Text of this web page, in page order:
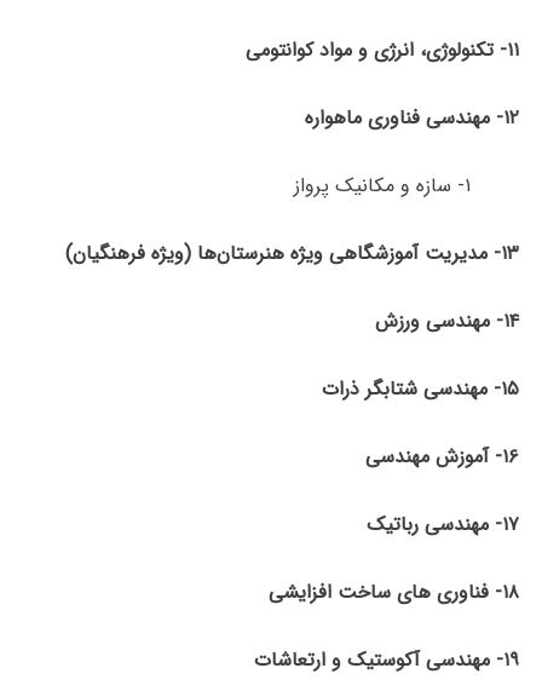
۱۱- تکنولوژی، انرژی و مواد کوانتومی
۱۲- مهندسی فناوری ماهواره
۱- سازه و مکانیک پرواز
۱۳- مدیریت آموزشگاهی ویژه هنرستان‌ها (ویژه فرهنگیان)
۱۴- مهندسی ورزش
۱۵- مهندسی شتابگر ذرات
۱۶- آموزش مهندسی
۱۷- مهندسی رباتیک
۱۸- فناوری های ساخت افزایشی
۱۹- مهندسی آکوستیک و ارتعاشات